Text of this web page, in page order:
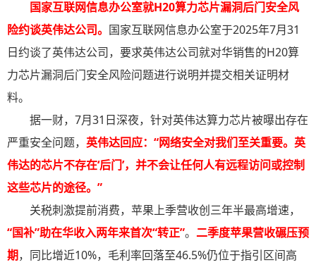
国家互联网信息办公室就H20算力芯片漏洞后门安全风
险约谈英伟达公司。 国家互联网信息办公室于2025年7月31
日约谈了英伟达公司，要求英伟达公司就对华销售的H20算
力芯片漏洞后门安全风险问题进行说明并提交相关证明材
料。
据一财，7月31日深夜，针对英伟达算力芯片被曝出存在
严重安全问题， 英伟达回应：“网络安全对我们至关重要。英
伟达的芯片不存在‘后门’，并不会让任何人有远程访问或控制
这些芯片的途径。”
关税刺激提前消费，苹果上季营收创三年半最高增速，
“国补”助在华收入两年来首次“转正”。 二季度苹果营收碾压预
期，同比增近10%，毛利率回落至46.5%仍位于指引区间高